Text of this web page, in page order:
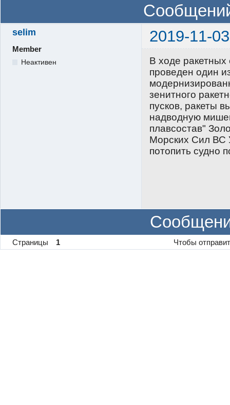
selim 2019-11-
Member
Неактивен
В ходе ракетных
проведен один
зенитного
пусков, ракеты
надводную
плавсостав"
Морских Сил ВС
потопить судно
Страницы 1 Чтобы